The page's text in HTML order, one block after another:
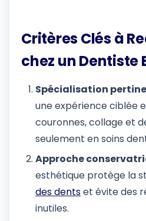
Critères Clés à
chez un Dentiste
Spécialisation
une expérience ciblée
couronnes, collage et
seulement en soins
Approche
esthétique protège la
des dentset évite des
inutiles.